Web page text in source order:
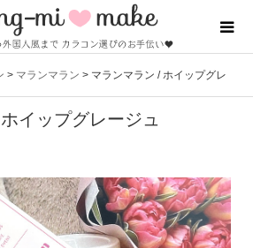
> マランマラン > マランマラン / ホイップグレ
イップグレージュ